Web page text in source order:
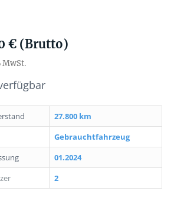
€ (Brutto)
MwSt.
27.800 km
Gebrauchtfahrzeug
01.2024
2